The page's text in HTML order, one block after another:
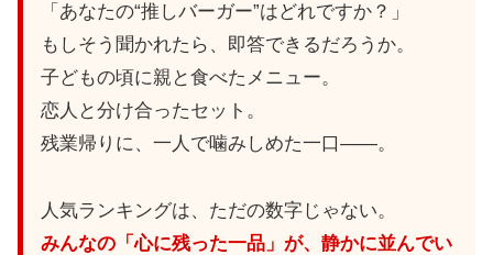
「あなたの“推しバーガー”はどれですか？」
もしそう聞かれたら、即答できるだろうか。
子どもの頃に親と食べたメニュー。
恋人と分け合ったセット。
残業帰りに、一人で噛みしめた一口——。
人気ランキングは、ただの数字じゃない。
みんなの「心に残った一品」が、静かに並んでい